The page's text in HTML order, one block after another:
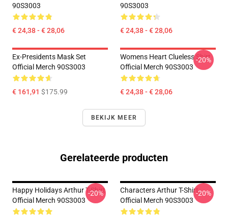
90S3003
€ 24,38 - € 28,06
90S3003
€ 24,38 - € 28,06
Ex-Presidents Mask Set
Official Merch 90S3003
€ 161,91 $175.99
Womens Heart Clueless Shirt
Official Merch 90S3003
€ 24,38 - € 28,06
-20%
BEKIJK MEER
Gerelateerde producten
Happy Holidays Arthur T-Shirt
Official Merch 90S3003
-20%
Characters Arthur T-Shirt
Official Merch 90S3003
-20%